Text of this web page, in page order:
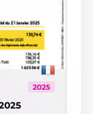
2025